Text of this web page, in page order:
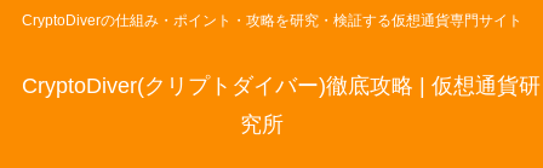
CryptoDiverの仕組み・ポイント・攻略を研究・検証する仮想通貨専門サイト
CryptoDiver(クリプトダイバー)徹底攻略 | 仮想通貨研
究所